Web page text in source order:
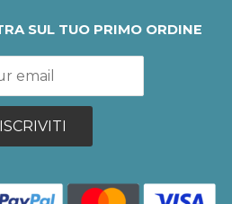
SUL TUO PRIMO ORDINE
ISCRIVITI